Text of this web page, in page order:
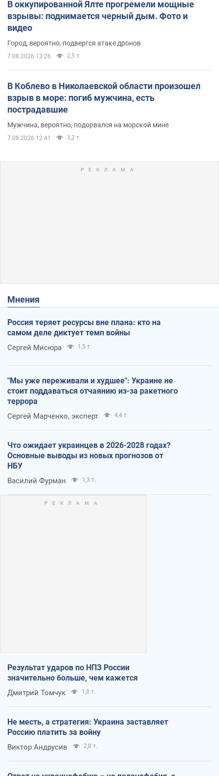
В оккупированной Ялте прогремели мощные
взрывы: поднимается черный дым. Фото и
видео
Город, вероятно, подвергся атаке дронов
7.08.2026 13:26 2,5 т.
В Коблево в Николаевской области произошел
взрыв в море: погиб мужчина, есть
пострадавшие
Мужчина, вероятно, подорвался на морской мине
7.08.2026 12:41 3,2 т.
Мнения
Россия теряет ресурсы вне плана: кто на
самом деле диктует темп войны
Сергей Мисюра 1,5 т.
"Мы уже переживали и худшее": Украине не
стоит поддаваться отчаянию из-за ракетного
террора
Сергей Марченко, эксперт 4,4 т.
Что ожидает украинцев в 2026-2028 годах?
Основные выводы из новых прогнозов от
НБУ
Василий Фурман 1,3 т.
Результат ударов по НПЗ России
значительно больше, чем кажется
Дмитрий Томчук 1,8 т.
Не месть, а стратегия: Украина заставляет
Россию платить за войну
Виктор Андрусив 2,8 т.